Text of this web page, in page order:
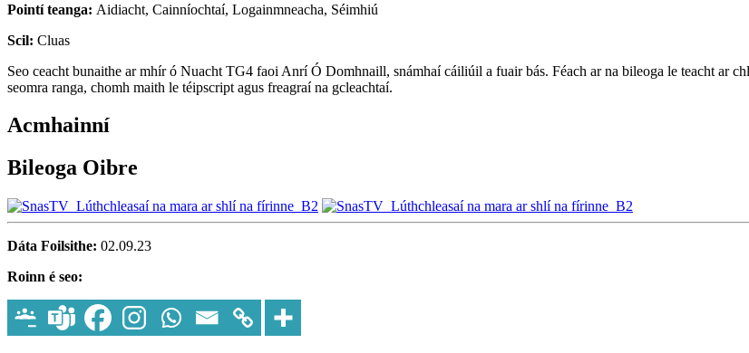
Pointí teanga: Aidiacht, Cainníochtaí, Logainmneacha, Séimhiú
Scil: Cluas
Seo ceacht bunaithe ar mhír ó Nuacht TG4 faoi Anrí Ó Domhnaill, snámhaí cáiliúil a fuair bás. Féach ar na bileoga le teacht ar
seomra ranga, chomh maith le téipscript agus freagraí na gcleachtaí.
Acmhainní
Bileoga Oibre
Dáta Foilsithe: 02.09.23
Roinn é seo: